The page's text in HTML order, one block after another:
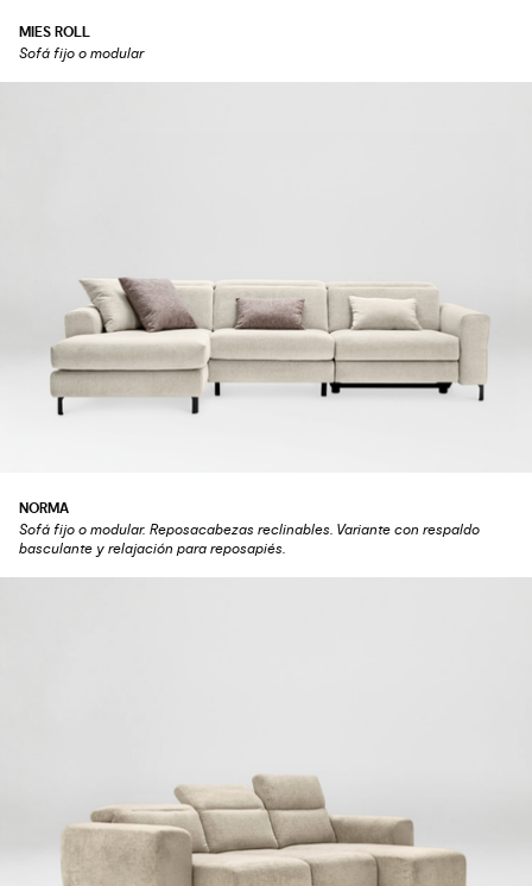
MIES ROLL
Sofá fijo o modular
NORMA
Sofá fijo o modular. Reposacabezas reclinables. Variante con respaldo
basculante y relajación para reposapiés.